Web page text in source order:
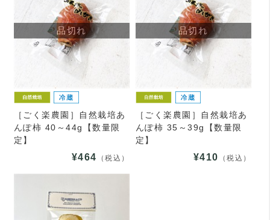
品切れ
［ごく楽農園］自然栽培あ
んぽ柿 40～44g【数量限
定】
¥464 （税込）
品切れ
［ごく楽農園］自然栽培あ
んぽ柿 35～39g【数量限
定】
¥410 （税込）